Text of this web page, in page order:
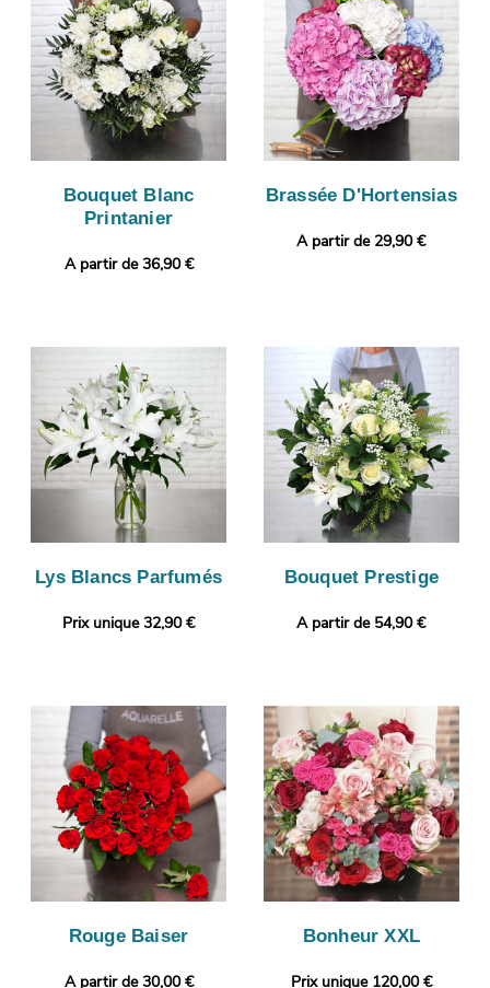
Bouquet Blanc
Printanier
A partir de 36,90 €
Brassée D'Hortensias
A partir de 29,90 €
Lys Blancs Parfumés
Prix unique 32,90 €
Bouquet Prestige
A partir de 54,90 €
Rouge Baiser
A partir de 30,00 €
Bonheur XXL
Prix unique 120,00 €